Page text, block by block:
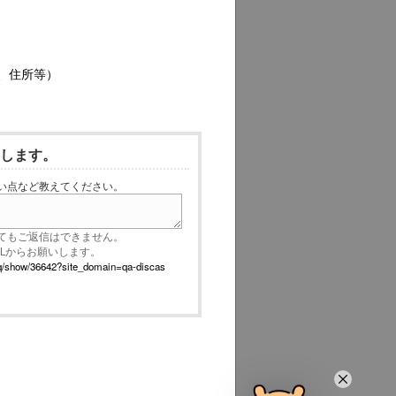
所等）
ます。
など教えてください。
ご返信はできません。
らお願いします。
36642?site_domain=qa-discas